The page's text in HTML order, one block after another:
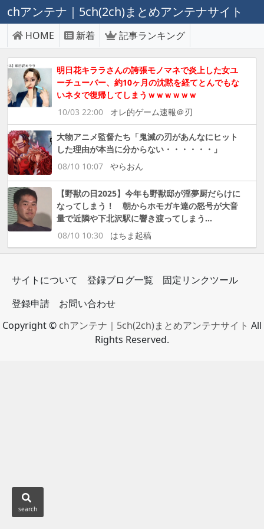
chアンテナ｜5ch(2ch)まとめアンテナサイト
HOME 新着 記事ランキング
明日花キララさんの誇張モノマネで炎上した女ユ
ーチューバー、約10ヶ月の沈黙を経てとんでもな
いネタで復帰してしまうｗｗｗｗｗｗ
10/03 22:00
オレ的ゲーム速報＠刃
大物アニメ監督たち「鬼滅の刃があんなにヒット
した理由が本当に分からない・・・・・・」
08/10 10:07
やらおん
【野獣の日2025】今年も野獣邸が淫夢厨だらけに
なってしまう！ 朝からホモガキ達の怒号が大音
量で近隣や下北沢駅に響き渡ってしまう…
08/10 10:30
はちま起稿
サイトについて 登録ブログ一覧
固定リンクツール
登録申請
お問い合わせ
Copyright © chアンテナ｜5ch(2ch)まとめアンテナサイト All
Rights Reserved.
search